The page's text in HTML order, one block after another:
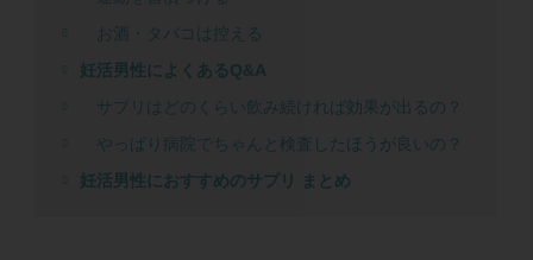
お酒・タバコは控える
妊活男性によくあるQ&A
サプリはどのくらい飲み続ければ効果が出るの？
やっぱり病院でちゃんと検査したほうが良いの？
妊活男性におすすめのサプリ まとめ